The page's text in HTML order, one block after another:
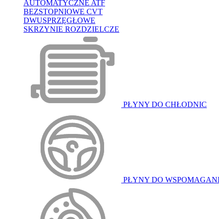
AUTOMATYCZNE ATF
BEZSTOPNIOWE CVT
DWUSPRZĘGŁOWE
SKRZYNIE ROZDZIELCZE
PŁYNY DO CHŁODNIC
PŁYNY DO